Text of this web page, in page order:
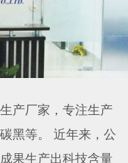
产厂家，专注生产
黑等。 近年来，公
果生产出科技含量